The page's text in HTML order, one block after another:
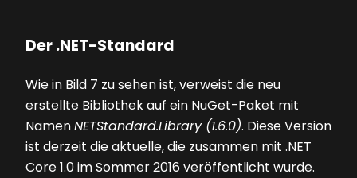
Der .NET-Standard
Wie in Bild 7 zu sehen ist, verweist die neu
erstellte Bibliothek auf ein NuGet-Paket mit
NamenNETStandard.Library (1.6.0). Diese Version
ist derzeit die aktuelle, die zusammen mit .NET
Core 1.0 im Sommer 2016 veröffentlicht wurde.